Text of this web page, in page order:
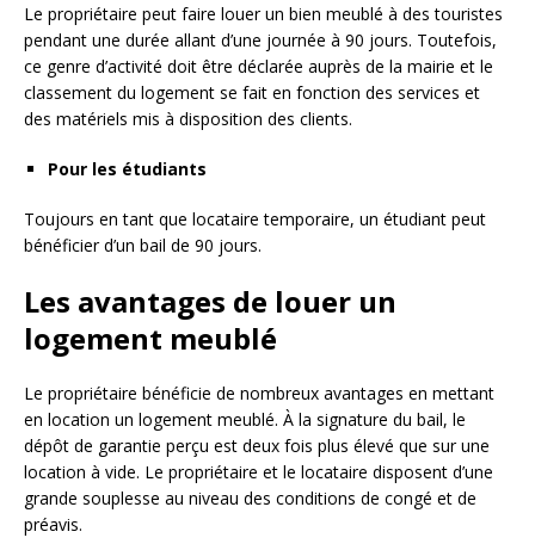
Le propriétaire peut faire louer un bien meublé à des touristes
pendant une durée allant d’une journée à 90 jours. Toutefois,
ce genre d’activité doit être déclarée auprès de la mairie et le
classement du logement se fait en fonction des services et
des matériels mis à disposition des clients.
Pour les étudiants
Toujours en tant que locataire temporaire, un étudiant peut
bénéficier d’un bail de 90 jours.
Les avantages de louer un
logement meublé
Le propriétaire bénéficie de nombreux avantages en mettant
en location un logement meublé. À la signature du bail, le
dépôt de garantie perçu est deux fois plus élevé que sur une
location à vide. Le propriétaire et le locataire disposent d’une
grande souplesse au niveau des conditions de congé et de
préavis.